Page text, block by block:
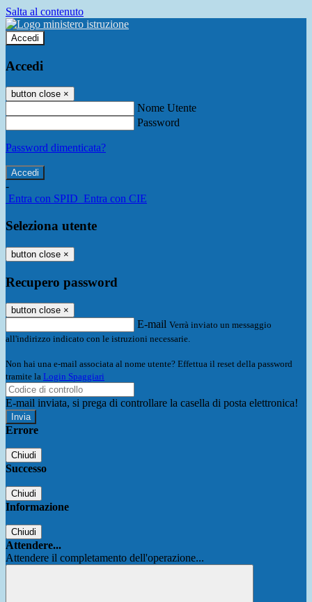
Salta al contenuto
Accedi
Accedi
button close ×
Nome Utente
Password
Password dimenticata?
-
Entra con SPID Entra con CIE
Seleziona utente
button close ×
Recupero password
button close ×
E-mail Verrà inviato un messaggio
all'indirizzo indicato con le istruzioni necessarie.
Non hai una e-mail associata al nome utente? Effettua il reset della password
tramite la Login Spaggiari
E-mail inviata, si prega di controllare la casella di posta elettronica!
Errore
Chiudi
Successo
Chiudi
Informazione
Chiudi
Attendere...
Attendere il completamento dell'operazione...